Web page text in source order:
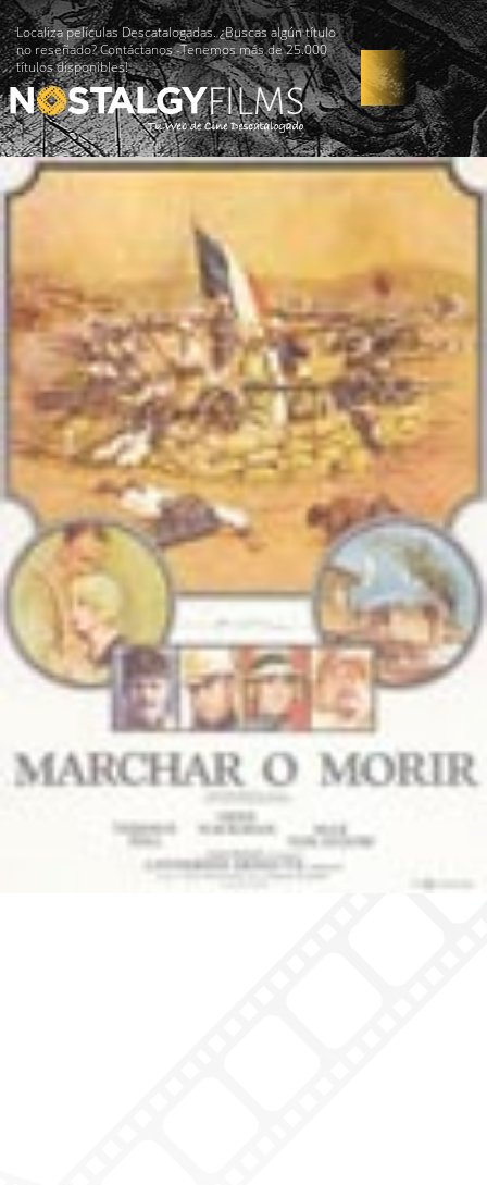
Localiza películas Descatalogadas. ¿Buscas algún título
no reseñado? Contáctanos -Tenemos más de 25.000
títulos disponibles!